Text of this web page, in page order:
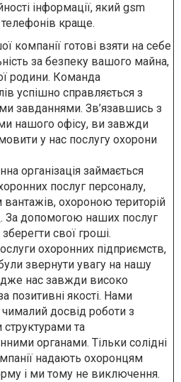
інформації, який gsm
краще.
компанії готові взяти на себе
за безпеку вашого майна,
родини. Команда
успішно справляється з
завданнями. Зв’язавшись з
нашого офісу, ви завжди
у нас послугу охорони
організація займається
послуг персоналу,
охороною територій
За допомогою наших послуг
свої гроші.
охоронних підприємств,
звернути увагу на нашу
нас завжди високо
позитивні якості. Нами
досвід роботи з
та
органами. Тільки солідні
надають охоронцям
і ми тому не виключення.